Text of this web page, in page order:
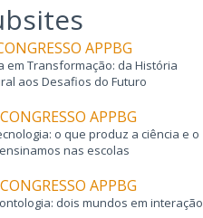
APPBG
em Transformação: da História
aos Desafios do Futuro
APPBG
o que produz a ciência e o
nas escolas
APPBG
dois mundos em interação